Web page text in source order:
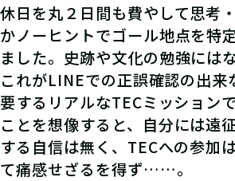
休日を丸２日間も費やして思考
かノーヒントでゴール地点を特
ました。史跡や文化の勉強には
これがLINEでの正誤確認の出来
要するリアルなTECミッション
ことを想像すると、自分には遠
する自信は無く、TECへの参加
て痛感せざるを得ず……。